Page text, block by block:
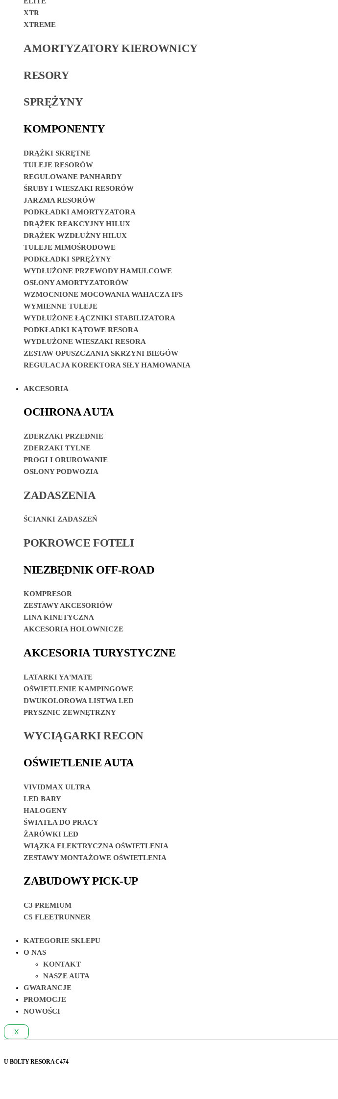
XTR
XTREME
AMORTYZATORY KIEROWNICY
RESORY
SPRĘŻYNY
KOMPONENTY
DRĄŻKI SKRĘTNE
TULEJE RESORÓW
REGULOWANE PANHARDY
ŚRUBY I WIESZAKI RESORÓW
JARZMA RESORÓW
PODKŁADKI AMORTYZATORA
DRĄŻEK REAKCYJNY HILUX
DRĄŻEK WZDŁUŻNY HILUX
TULEJE MIMOŚRODOWE
PODKŁADKI SPRĘŻYNY
WYDŁUŻONE PRZEWODY HAMULCOWE
OSŁONY AMORTYZATORÓW
WZMOCNIONE MOCOWANIA WAHACZA IFS
WYMIENNE TULEJE
WYDŁUŻONE ŁĄCZNIKI STABILIZATORA
PODKŁADKI KĄTOWE RESORA
WYDŁUŻONE WIESZAKI RESORA
ZESTAW OPUSZCZANIA SKRZYNI BIEGÓW
REGULACJA KOREKTORA SIŁY HAMOWANIA
AKCESORIA
OCHRONA AUTA
ZDERZAKI PRZEDNIE
ZDERZAKI TYLNE
PROGI I ORUROWANIE
OSŁONY PODWOZIA
ZADASZENIA
ŚCIANKI ZADASZEŃ
POKROWCE FOTELI
NIEZBĘDNIK OFF-ROAD
KOMPRESOR
ZESTAWY AKCESORIÓW
LINA KINETYCZNA
AKCESORIA HOLOWNICZE
AKCESORIA TURYSTYCZNE
LATARKI YA'MATE
OŚWIETLENIE KAMPINGOWE
DWUKOLOROWA LISTWA LED
PRYSZNIC ZEWNĘTRZNY
WYCIĄGARKI RECON
OŚWIETLENIE AUTA
VIVIDMAX ULTRA
LED BARY
HALOGENY
ŚWIATŁA DO PRACY
ŻARÓWKI LED
WIĄZKA ELEKTRYCZNA OŚWIETLENIA
ZESTAWY MONTAŻOWE OŚWIETLENIA
ZABUDOWY PICK-UP
C3 PREMIUM
C5 FLEETRUNNER
KATEGORIE SKLEPU
O NAS
KONTAKT
NASZE AUTA
GWARANCJE
PROMOCJE
NOWOŚCI
X
U BOLTY RESORA C474